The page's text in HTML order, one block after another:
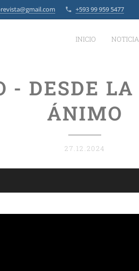
+593 99 959 5477
INICIO
- DESDE
ÁNIMO
27.12.2024